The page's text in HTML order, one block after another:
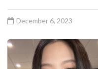
December 6, 2023